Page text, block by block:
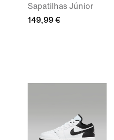
Sapatilhas Júnior
149,99 €